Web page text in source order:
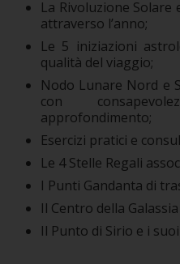
La Rivoluzione Solare
attraverso l’anno;
Le 5 iniziazioni
qualità del viaggio;
Nodo Lunare Nord e
con
approfondimento;
Esercizi pratici e
Le 4 Stelle Regali
I Punti Gandanta di
Il Centro della
Il Punto di Sirio e i